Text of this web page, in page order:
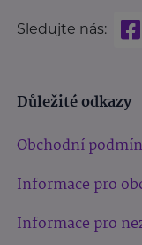
Sledujte nás:
Důležité odkazy
Obchodní
Informace pro
Informace pro